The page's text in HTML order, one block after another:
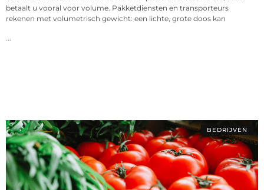
betaalt u vooral voor volume. Pakketdiensten en transporteurs
rekenen met volumetrisch gewicht: een lichte, grote doos kan
BEDRIJVEN